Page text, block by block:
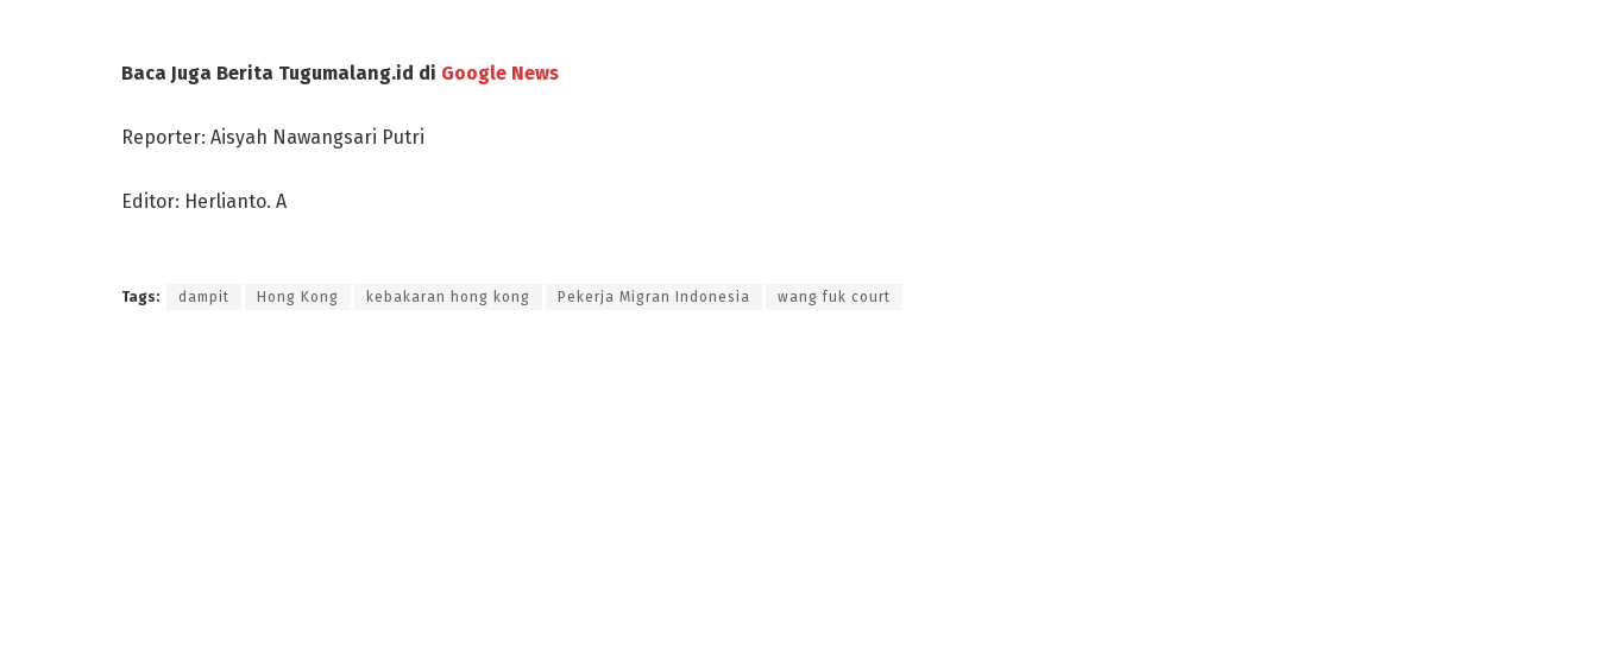
Baca Juga Berita Tugumalang.id di Google News
Reporter: Aisyah Nawangsari Putri
Editor: Herlianto. A
Tags: dampit Hong Kong kebakaran hong kong Pekerja Migran Indonesia wang fuk court